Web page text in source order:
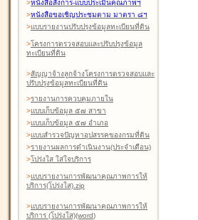
>หนังสือสังการ-แบบประเมินคุณภาพฯ
>หนังสือขอเชิญประชุมตาม มาตรา ๘ฯ
>แบบรายงานปรับปรุงข้อมูลทะเบียนที่ดิน
>โครงการตรวจสอบและปรับปรุงข้อมูล
ทะเบียนที่ดิน
>สัญญาจ้างลูกจ้างโครงการตรวจสอบและ
ปรับปรุงข้อมูลทะเบียนที่ดิน
>รายงานการควบคุมภายใน
>แบบเก็บข้อมูล ๕๗ สาขา
>แบบเก็บข้อมูล ๕๗ อำเภอ
>แบบสำรวจปัญหาอุปสรรคของกรมที่ดิน
>รายงานผลการดำเนินงาน(ประจำเดือน)
>โปร่งใส ใส่ใจบริการ
>แบบรายงานการพัฒนาคุณภาพการให้
บริการ(โปร่งใส).zip
>แบบรายงานการพัฒนาคุณภาพการให้
บริการ (โปร่งใส)(word)